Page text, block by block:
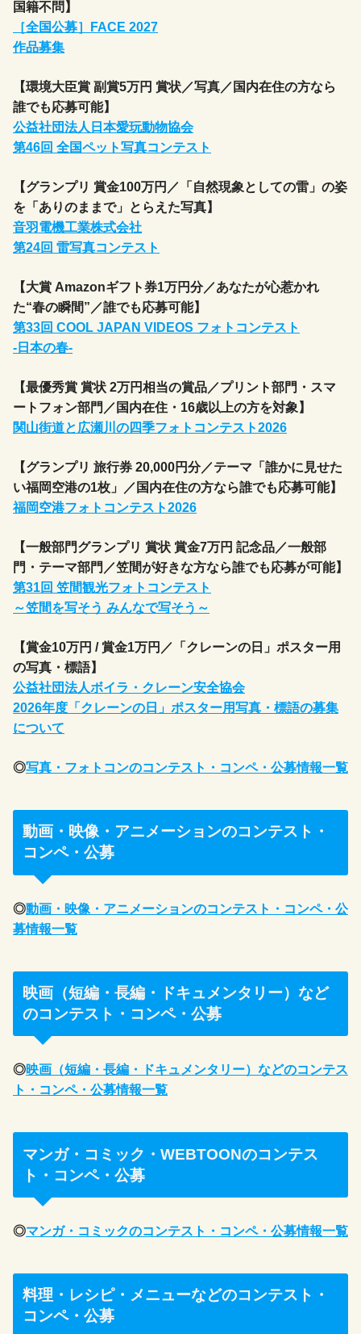
国籍不問】
［全国公募］FACE 2027
作品募集
【環境大臣賞 副賞5万円 賞状／写真／国内在住の方なら
誰でも応募可能】
公益社団法人日本愛玩動物協会
第46回 全国ペット写真コンテスト
【グランプリ 賞金100万円／「自然現象としての雷」の姿
を「ありのままで」とらえた写真】
音羽電機工業株式会社
第24回 雷写真コンテスト
【大賞 Amazonギフト券1万円分／あなたが心惹かれ
た“春の瞬間”／誰でも応募可能】
第33回 COOL JAPAN VIDEOS フォトコンテスト
-日本の春-
【最優秀賞 賞状 2万円相当の賞品／プリント部門・スマ
ートフォン部門／国内在住・16歳以上の方を対象】
関山街道と広瀬川の四季フォトコンテスト2026
【グランプリ 旅行券 20,000円分／テーマ「誰かに見せた
い福岡空港の1枚」／国内在住の方なら誰でも応募可能】
福岡空港フォトコンテスト2026
【一般部門グランプリ 賞状 賞金7万円 記念品／一般部
門・テーマ部門／笠間が好きな方なら誰でも応募が可能】
第31回 笠間観光フォトコンテスト
～笠間を写そう みんなで写そう～
【賞金10万円 / 賞金1万円／「クレーンの日」ポスター用
の写真・標語】
公益社団法人ボイラ・クレーン安全協会
2026年度「クレーンの日」ポスター用写真・標語の募集
について
◎写真・フォトコンのコンテスト・コンペ・公募情報一覧
動画・映像・アニメーションのコンテスト・
コンペ・公募
◎動画・映像・アニメーションのコンテスト・コンペ・公
募情報一覧
映画（短編・長編・ドキュメンタリー）など
のコンテスト・コンペ・公募
◎映画（短編・長編・ドキュメンタリー）などのコンテス
ト・コンペ・公募情報一覧
マンガ・コミック・WEBTOONのコンテス
ト・コンペ・公募
◎マンガ・コミックのコンテスト・コンペ・公募情報一覧
料理・レシピ・メニューなどのコンテスト・
コンペ・公募